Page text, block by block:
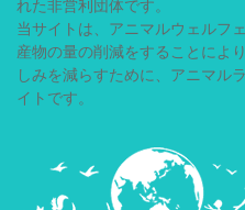
れた非営利団体です。
当サイトは、アニマルウェルフ
産物の量の削減をすることによ
しみを減らすために、アニマル
イトです。